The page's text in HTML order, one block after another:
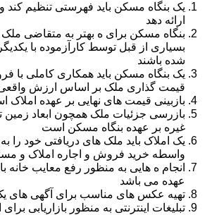
یک بنگاه مسکن باید فهرستی تنظیم کند
ارائه دهد
بنگاه مسکن برای ه بهتر به متقاضی ملک
بسیاری از قبل توسط کارآزموده با
شده باشند
یک بنگاه مسکن باید همکاری کاملی با
قیمت گذاری ملک بر اساس ارزش واقعی
بازبینی قیمت های نهایی بر عهده املاک
بازرسی جزئیات ملک همچون ابعاد زمین
غیره بر عهده بنگاه مسکن است
یک املاک باید ملک های دریافتی خود را
واسطه خرید فروش و اجاره املاک و
انجام ه هایی به منظور رفع معایب خانه
عهده می باشد
تهیه عکس های مناسب برای آگهی های
تبلیغات اینترنتی به منظور بازاریابی برای